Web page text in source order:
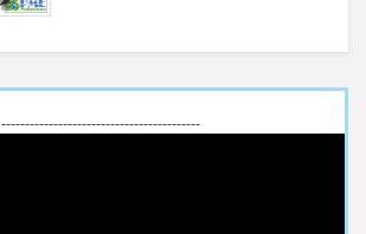
------------------------------------------